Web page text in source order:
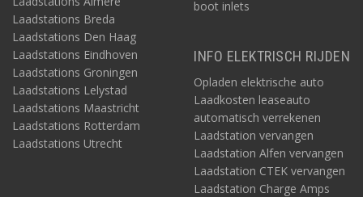
Laadstations Breda
Laadstations Den Haag
Laadstations Eindhoven
Laadstations Groningen
Laadstations Lelystad
Laadstations Maastricht
Laadstations Rotterdam
Laadstations Utrecht
boot inlets
INFO ELEKTRISCH RIJDEN
Opladen elektrische auto
Laadkosten leaseauto
automatisch verrekenen
Laadstation vervangen
Laadstation Alfen vervangen
Laadstation CTEK vervangen
Laadstation Charge Amps